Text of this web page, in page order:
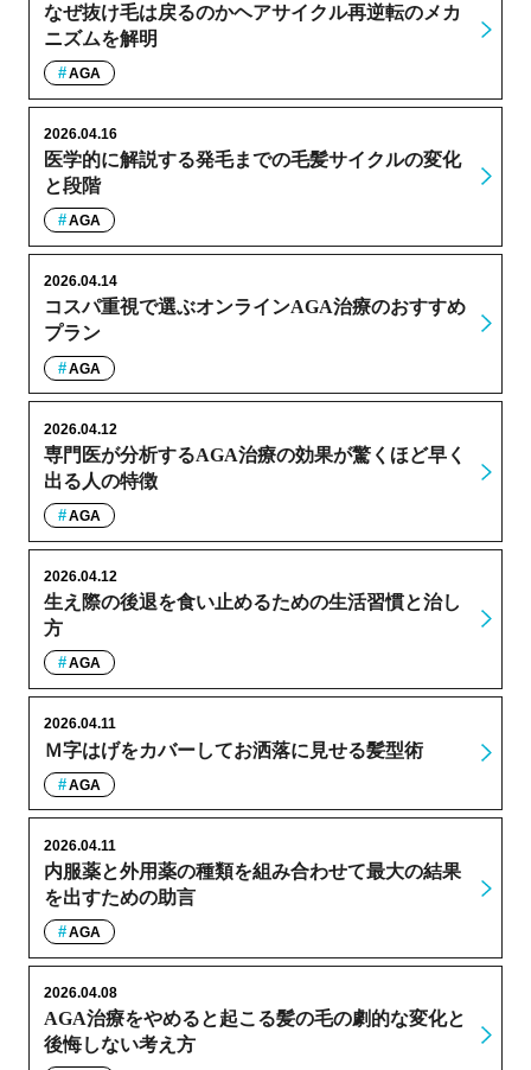
なぜ抜け毛は戻るのかヘアサイクル再逆転のメカ
ニズムを解明
AGA
医学的に解説する発毛までの毛髪サイクルの変化
と段階
2026.04.16
AGA
コスパ重視で選ぶオンラインAGA治療のおすすめ
プラン
2026.04.14
AGA
専門医が分析するAGA治療の効果が驚くほど早く
出る人の特徴
2026.04.12
AGA
生え際の後退を食い止めるための生活習慣と治し
方
2026.04.12
AGA
Ｍ字はげをカバーしてお洒落に見せる髪型術
2026.04.11
AGA
内服薬と外用薬の種類を組み合わせて最大の結果
を出すための助言
2026.04.11
AGA
AGA治療をやめると起こる髪の毛の劇的な変化と
後悔しない考え方
2026.04.08